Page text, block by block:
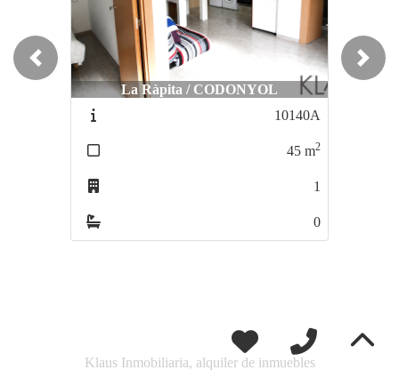
La Ràpita / CODONYOL
10140A
45 m2
1
0
Previous Next
Klaus Inmobiliaria, alquiler de inmuebles